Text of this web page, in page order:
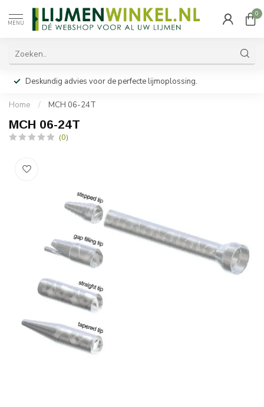
MENU
0
Deskundig advies voor de perfecte lijmoplossing.
Home / MCH 06-24T
MCH 06-24T
(0)